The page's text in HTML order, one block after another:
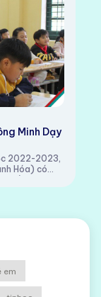
Minh Dạy
2022-2023,
Hóa) có
Đối với
em